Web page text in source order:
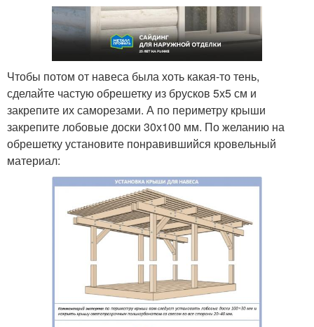
Чтобы потом от навеса была хоть какая-то тень,
сделайте частую обрешетку из брусков 5х5 см и
закрепите их саморезами. А по периметру крыши
закрепите лобовые доски 30х100 мм. По желанию на
обрешетку установите понравившийся кровельный
материал: